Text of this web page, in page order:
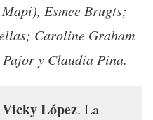
Esmee Brugts;
Caroline Graham
Pajor y Claudia Pina.
Vicky López. La